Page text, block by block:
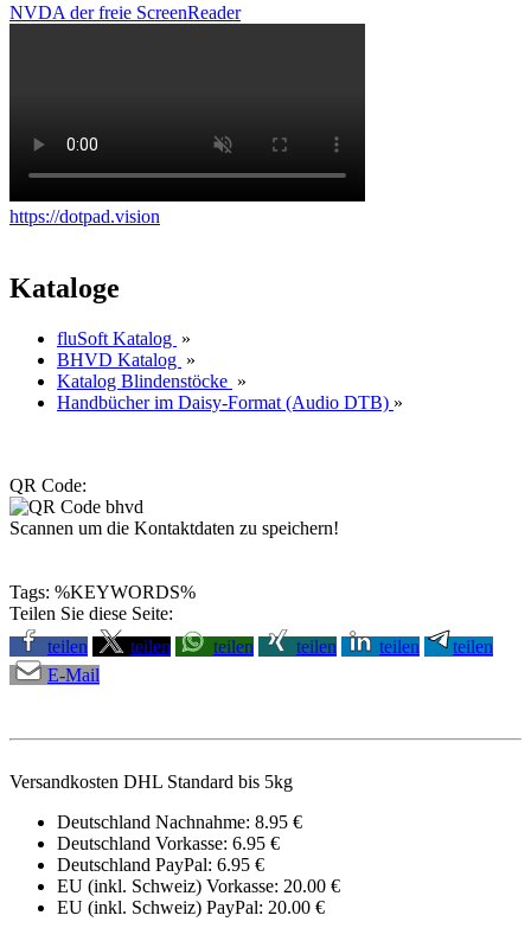
NVDA der freie ScreenReader
https://dotpad.vision
Kataloge
fluSoft Katalog »
BHVD Katalog »
Katalog Blindenstöcke »
Handbücher im Daisy-Format (Audio DTB) »
QR Code:
Scannen um die Kontaktdaten zu speichern!
Tags: %KEYWORDS%
Teilen Sie diese Seite:
teilen
teilen teilen teilen teilen
teilen
E-Mail
Versandkosten DHL Standard bis 5kg
Deutschland Nachnahme: 8.95 €
Deutschland Vorkasse: 6.95 €
Deutschland PayPal: 6.95 €
EU (inkl. Schweiz) Vorkasse: 20.00 €
EU (inkl. Schweiz) PayPal: 20.00 €